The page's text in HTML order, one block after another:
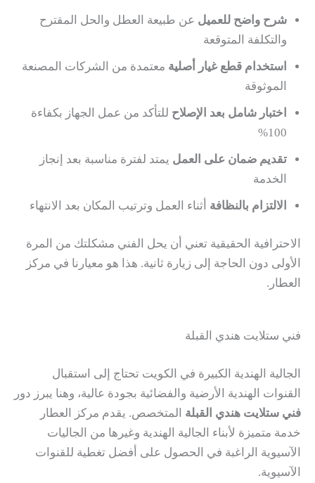
شرح واضح للعميل عن طبيعة العطل والحل المقترح
والتكلفة المتوقعة
استخدام قطع غيار أصلية معتمدة من الشركات المصنعة
الموثوقة
اختبار شامل بعد الإصلاح للتأكد من عمل الجهاز بكفاءة
100%
تقديم ضمان على العمل يمتد لفترة مناسبة بعد إنجاز
الخدمة
الالتزام بالنظافة أثناء العمل وترتيب المكان بعد الانتهاء
الاحترافية الحقيقية تعني أن يحل الفني مشكلتك من المرة
الأولى دون الحاجة إلى زيارة ثانية. هذا هو معيارنا في مركز
العطار.
فني ستلايت هندي القبلة
الجالية الهندية الكبيرة في الكويت تحتاج إلى استقبال
القنوات الهندية الأرضية والفضائية بجودة عالية، وهنا يبرز دور
فني ستلايت هندي القبلة المتخصص. يقدم مركز العطار
خدمة متميزة لأبناء الجالية الهندية وغيرها من الجاليات
الآسيوية الراغبة في الحصول على أفضل تغطية للقنوات
الآسيوية.